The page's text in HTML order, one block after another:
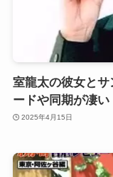
室龍太の彼女と
ードや同期が凄い
2025年4月15日